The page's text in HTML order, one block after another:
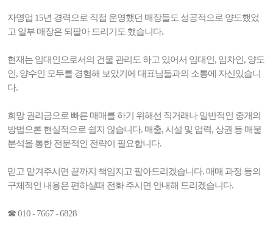
자영업 15년 경력으로 직접 운영했던 매장들도 성공적으로 양도했었
고 일부 매장은 되팔아 드리기도 했습니다.
현재는 임대인으로서의 건물 관리도 하고 있어서 임대인, 임차인, 양도
인, 양수인 모두를 경험해 보았기에 대표님들과의 소통에 자신있습니
다.
희망 권리금으로 빠른 매매를 하기 위해선 직거래나 일반적인 중개의
방법으론 현실적으로 쉽지 않습니다. 매출, 시설 및 업력, 상권 등 매물
분석을 통한 전문적인 전략이 필요합니다.
믿고 맡겨주시면 끝까지 책임지고 팔아드리겠습니다. 매매 과정 등의
구체적인 내용은 편하실때 전화 주시면 안내해 드리겠습니다.
☎ 010 - 7667 - 6828